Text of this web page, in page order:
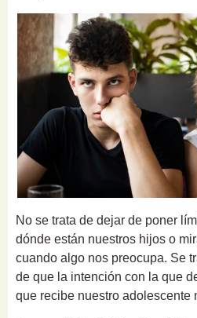
No se trata de dejar de poner
dónde están nuestros hijos o
cuando algo nos preocupa. Se
de que la intención con la que
que recibe nuestro adolescente